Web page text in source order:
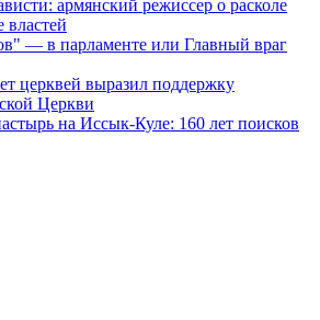
армянский режиссер о расколе
властей
— в парламенте или Главный враг
церквей выразил поддержку
Церкви
на Иссык-Куле: 160 лет поисков